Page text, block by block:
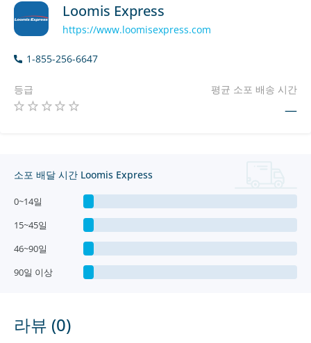
Loomis Express
https://www.loomisexpress.com
1-855-256-6647
등급 평균 소포 배송 시간
—
소포 배달 시간 Loomis Express
0~14일
15~45일
46~90일
90일 이상
라뷰 (0)